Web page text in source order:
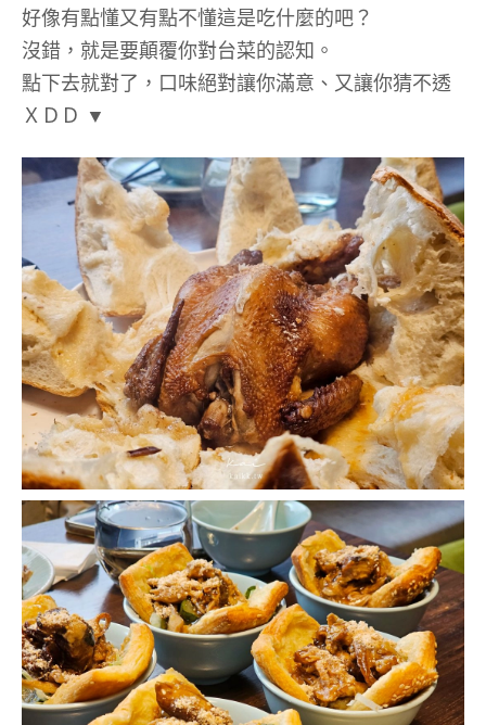
好像有點懂又有點不懂這是吃什麼的吧？
沒錯，就是要顛覆你對台菜的認知。
點下去就對了，口味絕對讓你滿意、又讓你猜不透
ＸＤＤ ▼